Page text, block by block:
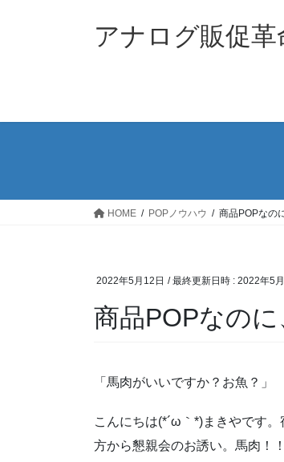
ス
ン
アナログ販促革
HOME POPノウハウ 商品POPなの
2022年5月12日 / 最終更新日時 : 2022年5
商品POPなの
「馬肉がいいですか？お魚？」
こんにちは(*´ω｀*)まきやです
方から懇親会のお誘い。馬肉！